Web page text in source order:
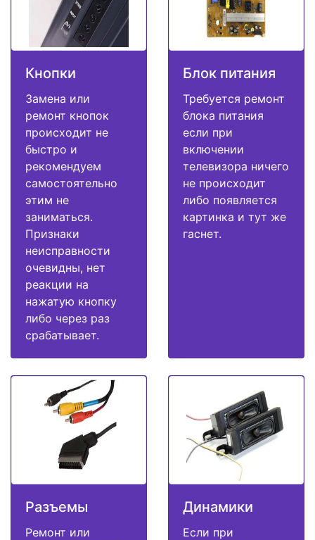
Кнопки
Замена или
ремонт кнопок
происходит не
быстро и
рекомендуем
самостоятельно
этим не
заниматься.
Признаки
неисправности
очевидны, нет
реакции на
нажатую кнопку
либо через раз
срабатывает.
Блок питания
Требуется ремонт
блока питания
если при
включении
телевизора ничего
не происходит
либо появляется
картинка и тут же
гаснет.
Разъемы
Ремонт или
Динамики
Если при